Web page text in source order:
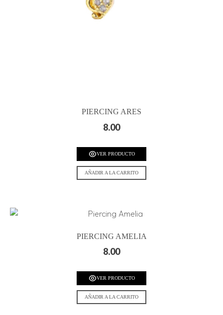
PIERCING ARES
8.00
VER PRODUCTO
AÑADIR A LA CARRITO
PIERCING AMELIA
8.00
VER PRODUCTO
AÑADIR A LA CARRITO